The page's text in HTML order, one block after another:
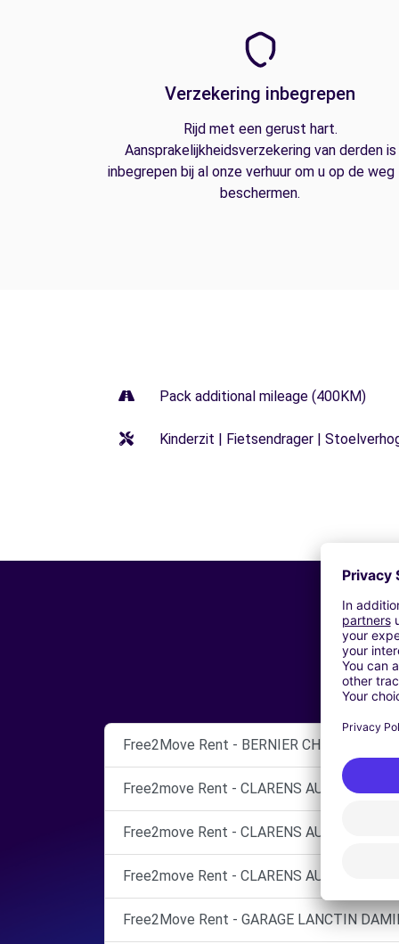
Verzekering inbegrepen
Rijd met een gerust hart.
Aansprakelijkheidsverzekering van derden is
inbegrepen bij al onze verhuur om u op de
beschermen.
Pack additional mileage (400KM)
Kinderzit | Fietsendrager |
Free2Move Rent - BERNIER CHATEAUDUN
Free2move Rent - CLARENS
Free2move Rent - CLARENS
Free2move Rent - CLARENS
Free2Move Rent - GARAGE LANCTIN